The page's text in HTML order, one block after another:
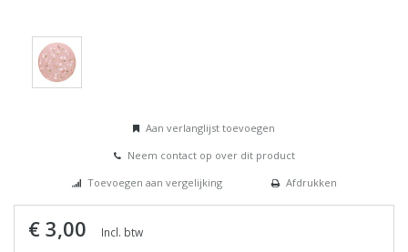
Aan verlanglijst toevoegen
Neem contact op over dit product
Toevoegen aan vergelijking
Afdrukken
€ 3,00 Incl. btw